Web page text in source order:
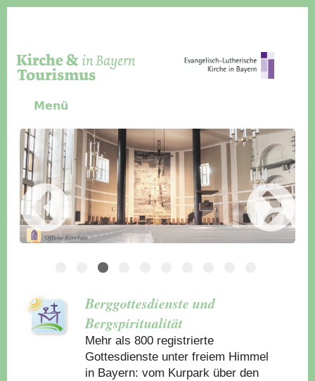
Menü
Slider Icon
Bild
Häuser für Gruppen
Berggottesdienste und
Bergspiritualität
Mehr als 800 registrierte
Gottesdienste unter freiem Himmel
in Bayern: vom Kurpark über den